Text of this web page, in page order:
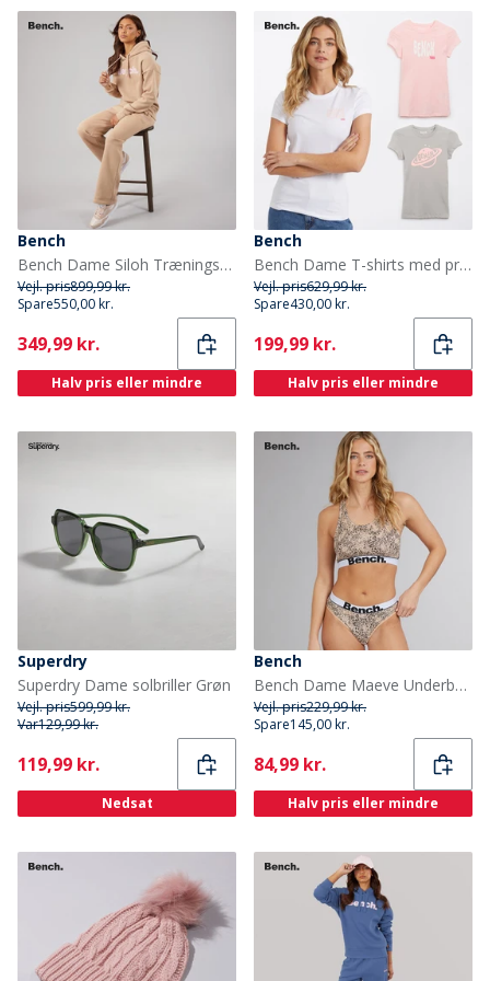
Bench
Bench Dame Siloh Træningssæt Taupe
Vejl. pris899,99 kr.
Spare550,00 kr.
Current
349,99 kr.
Halv pris eller mindre
Bench
Bench Dame T-shirts med print Lolah (pakke med 3) lyserød/sølvgrå/hvid
Vejl. pris629,99 kr.
Spare430,00 kr.
Current
199,99 kr.
Halv pris eller mindre
Superdry
Superdry Dame solbriller Grøn
Vejl. pris599,99 kr.
Var129,99 kr.
Current
119,99 kr.
Nedsat
Bench
Bench Dame Maeve Underbukser Flerfarvet
Vejl. pris229,99 kr.
Spare145,00 kr.
Current
84,99 kr.
Halv pris eller mindre